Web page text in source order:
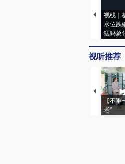
视线｜
水位跌
猛犸象
视听推荐
【不唯
老”